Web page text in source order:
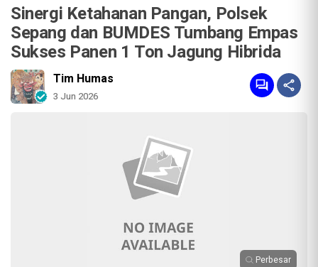
Sinergi Ketahanan Pangan, Polsek
Sepang dan BUMDES Tumbang Empas
Sukses Panen 1 Ton Jagung Hibrida
Tim Humas
3 Jun 2026
Perbesar